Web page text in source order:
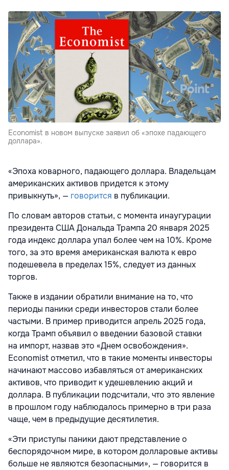
Economist в новом выпуске заявил об «эпохе падающего
доллара».
«Эпоха коварного, падающего доллара. Владельцам
американских активов придется к этому
привыкнуть», — говорится в публикации.
По словам авторов статьи, с момента инаугурации
президента СШАДональда Трампа 20 января 2025
года индекс доллара упал более чем на 10%. Кроме
того, за это время американская валюта к евро
подешевела в пределах 15%, следует из данных
торгов.
Также в издании обратили внимание на то, что
периоды паники среди инвесторов стали более
частыми. В пример приводится апрель 2025 года,
когда Трамп объявил о введении базовой ставки
на импорт, назвав это «Днем освобождения».
Economist отметил, что в такие моменты инвесторы
начинают массово избавляться от американских
активов, что приводит к удешевлению акций и
доллара. В публикации подсчитали, что это явление
в прошлом году наблюдалось примерно в три раза
чаще, чем в предыдущие десятилетия.
«Эти приступы паники дают представление о
беспорядочном мире, в котором долларовые активы
больше не являются безопасными», — говорится в